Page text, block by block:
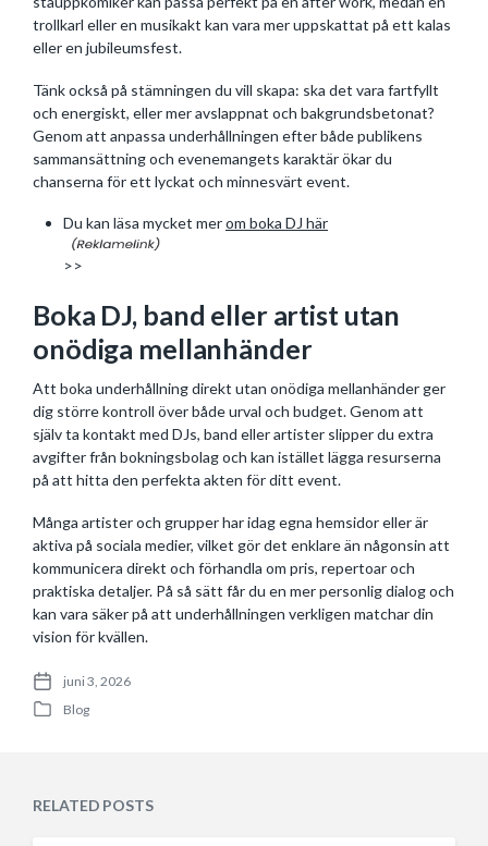
trollkarl eller en musikakt kan vara mer uppskattat på ett kalas
eller en jubileumsfest.
Tänk också på stämningen du vill skapa: ska det vara fartfyllt
och energiskt, eller mer avslappnat och bakgrundsbetonat?
Genom att anpassa underhållningen efter både publikens
sammansättning och evenemangets karaktär ökar du
chanserna för ett lyckat och minnesvärt event.
Du kan läsa mycket merom boka DJ här
>>
Boka DJ, band eller artist utan
onödiga mellanhänder
Att boka underhållning direkt utan onödiga mellanhänder ger
dig större kontroll över både urval och budget. Genom att
själv ta kontakt med DJs, band eller artister slipper du extra
avgifter från bokningsbolag och kan istället lägga resurserna
på att hitta den perfekta akten för ditt event.
Många artister och grupper har idag egna hemsidor eller är
aktiva på sociala medier, vilket gör det enklare än någonsin att
kommunicera direkt och förhandla om pris, repertoar och
praktiska detaljer. På så sätt får du en mer personlig dialog och
kan vara säker på att underhållningen verkligen matchar din
vision för kvällen.
P
t
juni 3, 2026
P
d
Blog
RELATED POSTS